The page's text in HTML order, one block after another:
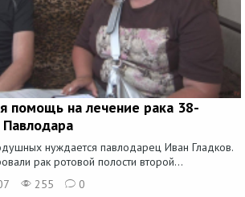
помощь на лечение рака 38-
нуждается павлодарец Иван Гладков.
рак ротовой полости второй...
255 0